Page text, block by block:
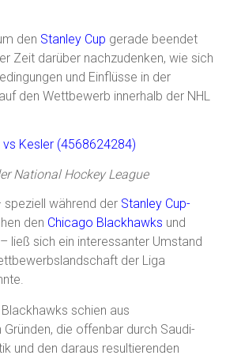
den Stanley Cup gerade beendet
Zeit darüber nachzudenken, wie sich
und Einflüsse in der
den Wettbewerb innerhalb der NHL
National Hockey League
während der Stanley Cup-
den Chicago Blackhawks und
– ließ sich ein interessanter Umstand
der Liga
schien aus
die offenbar durch Saudi-
und den daraus resultierenden